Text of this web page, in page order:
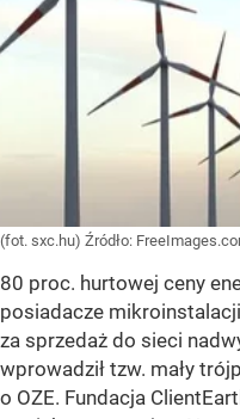
(fot. sxc.hu) Źródło:
80 proc. hurtowej ceny
posiadacze
za sprzedaż do sieci
wprowadził tzw. mały
o OZE. Fundacja